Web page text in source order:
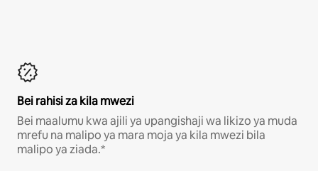
Bei rahisi za kila mwezi
Bei maalumu kwa ajili ya upangishaji wa likizo ya muda
mrefu na malipo ya mara moja ya kila mwezi bila
malipo ya ziada.*